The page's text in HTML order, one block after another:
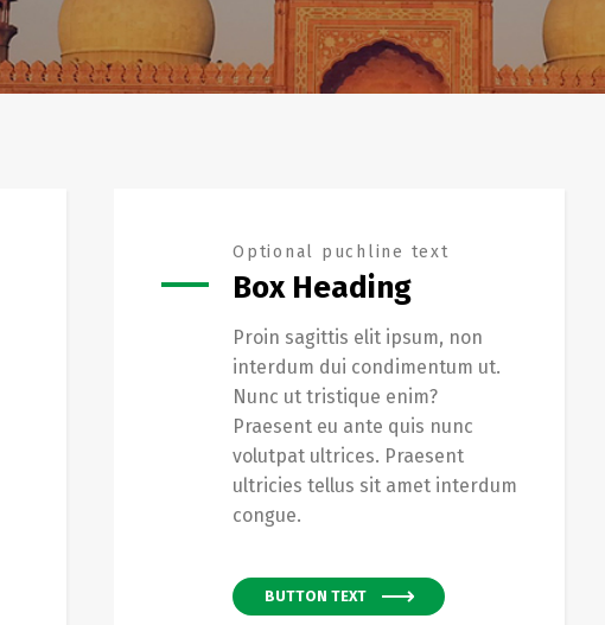
Optional puchline text
Box Heading
Proin sagittis elit ipsum, non
interdum dui condimentum ut.
Nunc ut tristique enim?
Praesent eu ante quis nunc
volutpat ultrices. Praesent
ultricies tellus sit amet interdum
congue.
BUTTON TEXT